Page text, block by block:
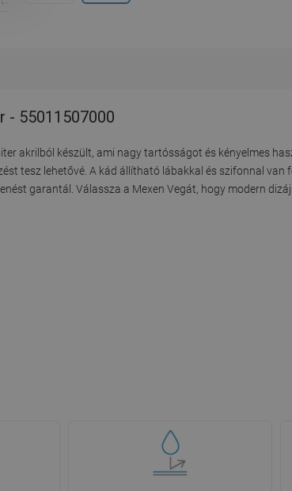
- 55011507000
akrilból készült, ami nagy tartósságot és kényelmes
tesz lehetővé. A kád állítható lábakkal és szifonnal van
garantál. Válassza a Mexen Vegát, hogy modern